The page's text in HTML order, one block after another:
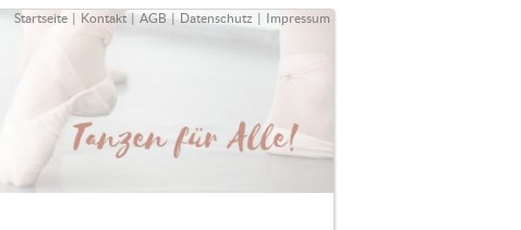
Startseite | Kontakt | AGB | Datenschutz | Impressum